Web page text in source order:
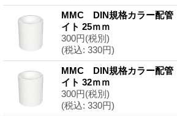
MMC DIN規格カラー配
イト 25ｍｍ
300円(税別)
(税込: 330円)
MMC DIN規格カラー配
イト 32ｍｍ
300円(税別)
(税込: 330円)